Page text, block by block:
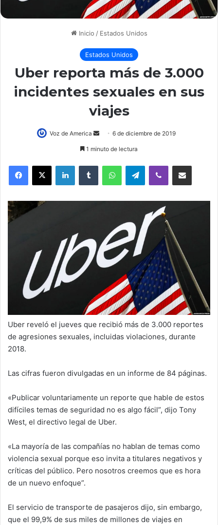
Inicio / Estados Unidos
Estados Unidos
Uber reporta más de 3.000
incidentes sexuales en sus
viajes
Voz de America
S
d
l
6 de diciembre de 2019
1 minuto de lectura
Telegram
Uber reveló el jueves que recibió más de 3.000 reportes
de agresiones sexuales, incluidas violaciones, durante
2018.
Las cifras fueron divulgadas en un informe de 84 páginas.
«Publicar voluntariamente un reporte que hable de estos
difíciles temas de seguridad no es algo fácil”, dijo Tony
West, el directivo legal de Uber.
«La mayoría de las compañías no hablan de temas como
violencia sexual porque eso invita a titulares negativos y
críticas del público. Pero nosotros creemos que es hora
de un nuevo enfoque”.
El servicio de transporte de pasajeros dijo, sin embargo,
que el 99,9% de sus miles de millones de viajes en